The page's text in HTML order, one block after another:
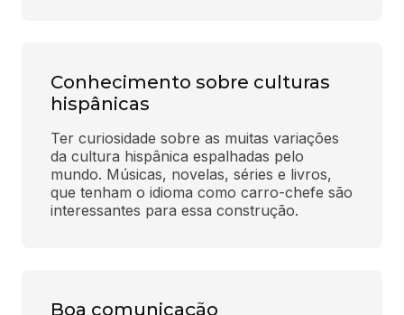
Conhecimento sobre culturas
hispânicas
Ter curiosidade sobre as muitas variações
da cultura hispânica espalhadas pelo
mundo. Músicas, novelas, séries e livros,
que tenham o idioma como carro-chefe são
interessantes para essa construção.
Boa comunicação